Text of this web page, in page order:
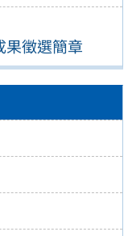
果徵選簡章